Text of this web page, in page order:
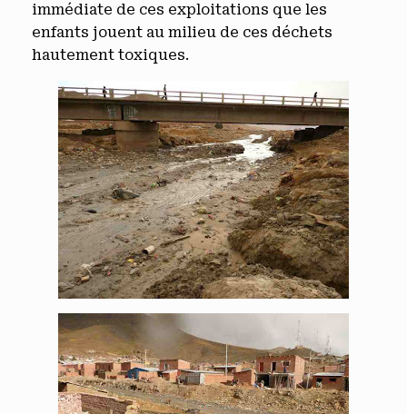
immédiate de ces exploitations que les
enfants jouent au milieu de ces déchets
hautement toxiques.